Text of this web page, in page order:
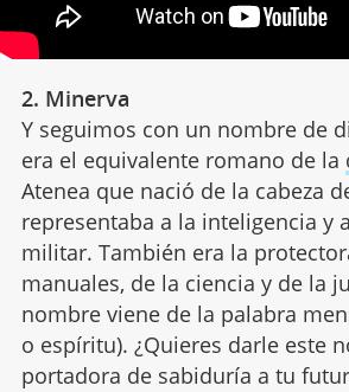
2. Minerva
Y seguimos con un nombre de
era el equivalente romano de la
Atenea que nació de la cabeza
representaba a la inteligencia y
militar. También era la
manuales, de la ciencia y de la
nombre viene de la palabra
o espíritu). ¿Quieres darle este
portadora de sabiduría a tu